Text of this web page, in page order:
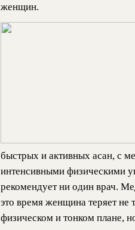
женщин.
быстрых и активных асан, с
интенсивными физическими
рекомендует ни один врач.
это время женщина теряет не
физическом и тонком плане,